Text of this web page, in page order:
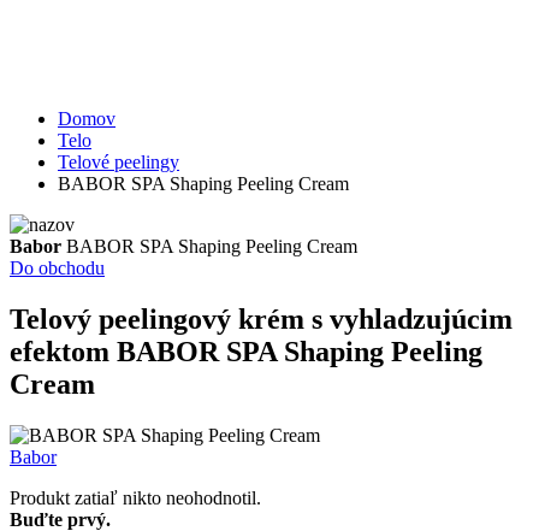
Domov
Telo
Telové peelingy
BABOR SPA Shaping Peeling Cream
Babor BABOR SPA Shaping Peeling Cream
Do obchodu
Telový peelingový krém s vyhladzujúcim
efektom BABOR SPA Shaping Peeling
Cream
Babor
Produkt zatiaľ nikto neohodnotil.
Buďte prvý.